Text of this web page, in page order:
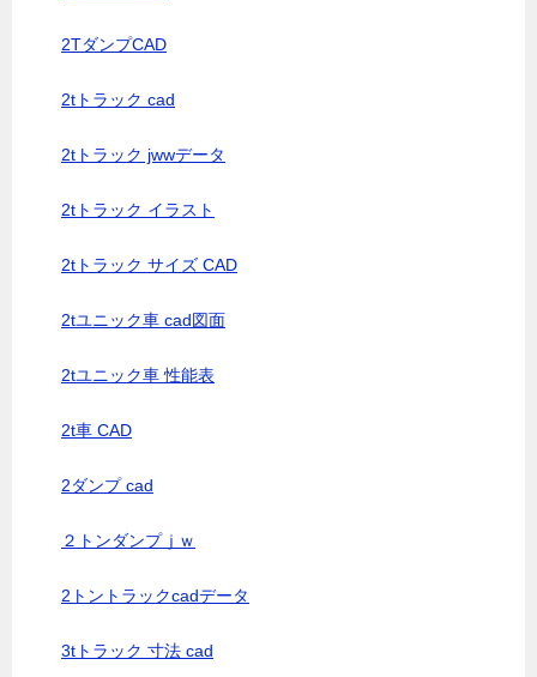
2TダンプCAD
2tトラック cad
2tトラック jwwデータ
2tトラック イラスト
2tトラック サイズ CAD
2tユニック車 cad図面
2tユニック車 性能表
2t車 CAD
2ダンプ cad
２トンダンプｊｗ
2トントラックcadデータ
3tトラック 寸法 cad